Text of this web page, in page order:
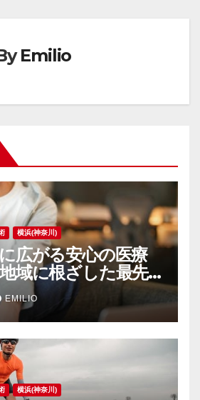
Emilio
横浜(神奈川)
広がる安心の医療
域に根ざした最先
EMILIO
横浜(神奈川)